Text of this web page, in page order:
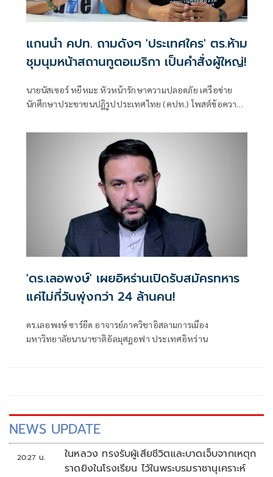
แกนนำ คปท. ถามดังๆ 'ประเทศใคร' ตร.ห้าม
ชุมนุมหน้าสถานทูตอเมริกา เป็นคำสั่งผู้ใหญ่!
นายนัสเซอร์ หยีหมะ หัวหน้ารักษาความปลอดภัย เครือข่าย
นักศึกษาประชาชนปฏิรูปประเทศไทย (คปท.) โพสต์ข้อความ
สหรัฐอเมริกา ในวันที่ 23 เมษายน 2569 รับแจ้งจาก สน.ว่าห้าม
'ดร.เลอพงษ์' เผยอิหร่านเปิดรับสมัครทหาร
แค่ไม่กี่วันพุ่งกว่า 24 ล้านคน!
ดร.เลอพงษ์ ซาร์ยีด อาจารย์ภาควิชาอิสลามการเมือง
มหาวิทยาลัยนานาชาติอัลมุศฏอฟา ประเทศอิหร่าน
NEWS UPDATE
20:27 น.
ในหลวง ทรงรับผู้เสียชีวิตและบาดเจ็บจากเหตุก
ราดยิงในโรงเรียน ไว้ในพระบรมราชานุเคราะห์